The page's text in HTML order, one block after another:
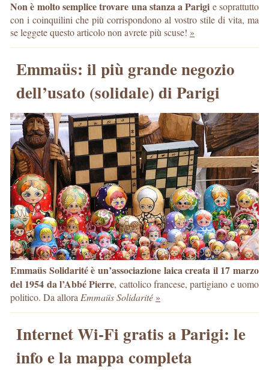
Non è molto semplice trovare una stanza a Parigi e soprattutto
con i coinquilini che più corrispondono al vostro stile di vita, ma
se leggete questo articolo non avrete più scuse! »
Emmaüs: il più grande negozio
dell’usato (solidale) di Parigi
Emmaüs Solidarité è un’associazione laica creata il 17 marzo
del 1954 da l’Abbé Pierre, cattolico francese, partigiano e uomo
politico. Da alloraEmmaüs Solidarité »
Internet Wi-Fi gratis a Parigi: le
info e la mappa completa